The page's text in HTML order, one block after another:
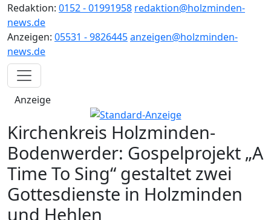
Redaktion: 0152 - 01991958 redaktion@holzminden-
news.de
Anzeigen: 05531 - 9826445anzeigen@holzminden-
news.de
Anzeige
Kirchenkreis Holzminden-
Bodenwerder: Gospelprojekt „A
Time To Sing“ gestaltet zwei
Gottesdienste in Holzminden
und Hehlen